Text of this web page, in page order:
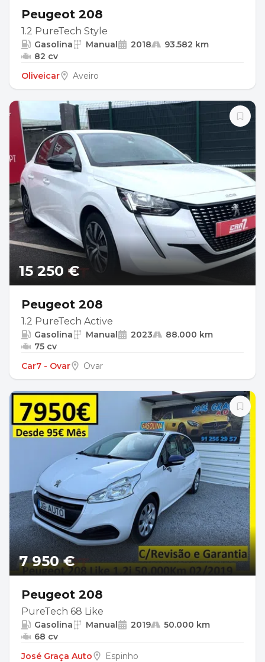
Peugeot 208
1.2 PureTech Style
Gasolina Manual 2018
93.582 km
82 cv
Oliveicar
Aveiro
15 250 €
Peugeot 208
1.2 PureTech Active
Gasolina Manual 2023
88.000 km
75 cv
Car7 - Ovar
Ovar
7 950 €
Peugeot 208
PureTech 68 Like
Gasolina Manual 2019
50.000 km
68 cv
José Graça Auto
Espinho